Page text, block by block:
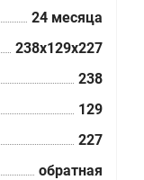
24 месяца
238x129x227
238
129
227
обратная